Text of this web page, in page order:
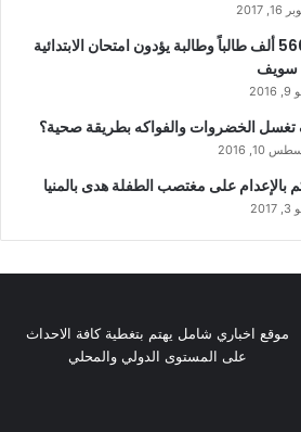
2017
56673 ألف طالباً وطالبة يؤدون امتحان الابتدائية
سويف
الخضروات والفواكه بطريقة صحية؟
10, 2016
بالإعدام على مغتصب الطفلة هدى بالمنيا
موقع اخباري شامل يهتم بتغطية كافة الاحداث
على المستوى الدولي والمحلي